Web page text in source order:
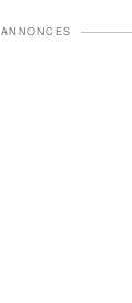
ANNONCES